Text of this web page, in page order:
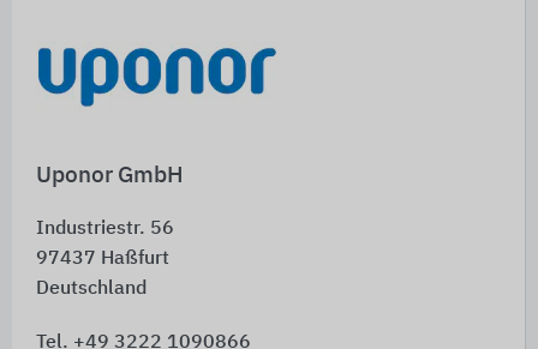
Uponor GmbH
Industriestr. 56
97437 Haßfurt
Deutschland
Tel. +49 3222 1090866